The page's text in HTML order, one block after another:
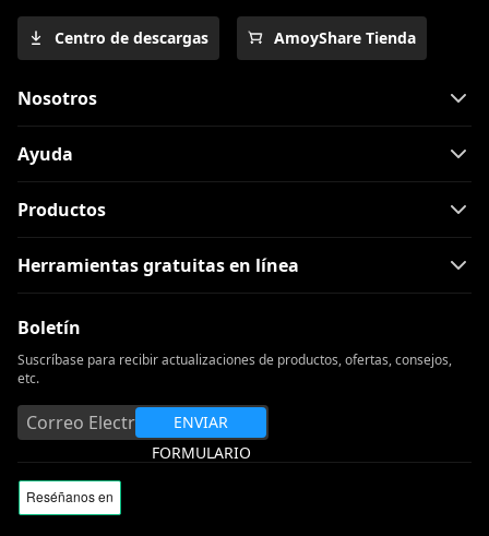
Centro de descargas AmoyShare Tienda
Nosotros
Ayuda
Productos
Herramientas gratuitas en línea
Boletín
Suscríbase para recibir actualizaciones de productos, ofertas, consejos,
etc.
ENVIAR
FORMULARIO